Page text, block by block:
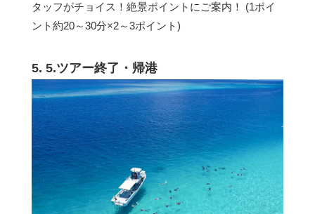
タッフがチョイス！絶景ポイントにご案内！ (1ポイ
ント約20～30分×2～3ポイント)
5. 5.ツアー終了・帰港